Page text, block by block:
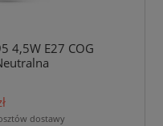
4,5W E27 COG
dostawy